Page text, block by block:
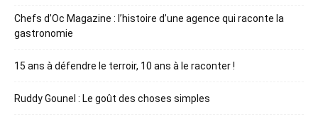
Chefs d’Oc Magazine : l’histoire d’une agence qui raconte la
gastronomie
15 ans à défendre le terroir, 10 ans à le raconter !
Ruddy Gounel : Le goût des choses simples